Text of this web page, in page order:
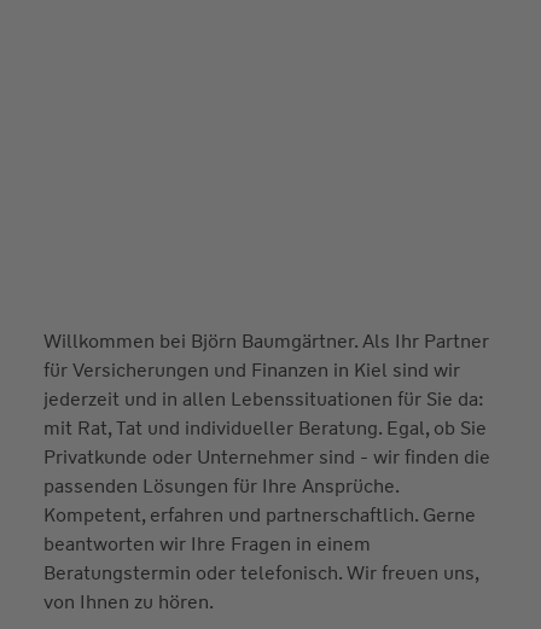
Willkommen bei Björn Baumgärtner. Als Ihr Partner
für Versicherungen und Finanzen in Kiel sind wir
jederzeit und in allen Lebenssituationen für Sie da:
mit Rat, Tat und individueller Beratung. Egal, ob Sie
Privatkunde oder Unternehmer sind - wir finden die
passenden Lösungen für Ihre Ansprüche.
Kompetent, erfahren und partnerschaftlich. Gerne
beantworten wir Ihre Fragen in einem
Beratungstermin oder telefonisch. Wir freuen uns,
von Ihnen zu hören.